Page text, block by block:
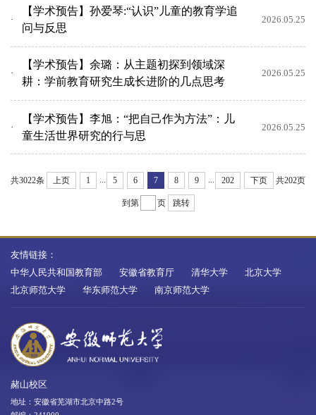
【学术预告】孙爱琴:“认识”儿童的教育学追
问与反思
2026.05.25
【学术预告】余璐：从主题初探到领域深
耕：学前教育研究生成长进阶的几点思考
2026.05.25
【学术预告】李旭：“把自己作为方法”：儿
童生活世界研究的行与思
2026.05.25
共3022条 上页 1 ... 5 6 7 8 9 ... 202 下页 共202页
到第 页 跳转
友情链接：
中华人民共和国教育部
安徽省教育厅 清华大学
北京大学
北京师范大学
华东师范大学 南京师范大学
赭山校区
地址：安徽省芜湖市北京中路2号